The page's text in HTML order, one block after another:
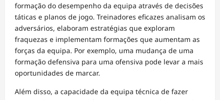
formação do desempenho da equipa através de decisões
táticas e planos de jogo. Treinadores eficazes analisam os
adversários, elaboram estratégias que exploram
fraquezas e implementam formações que aumentam as
forças da equipa. Por exemplo, uma mudança de uma
formação defensiva para uma ofensiva pode levar a mais
oportunidades de marcar.
Além disso, a capacidade da equipa técnica de fazer